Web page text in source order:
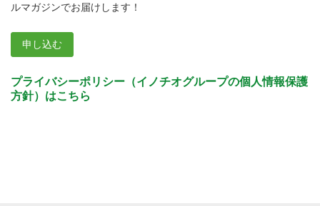
ルマガジンでお届けします！
プライバシーポリシー（イノチオグループの個人情報保護
方針）はこちら